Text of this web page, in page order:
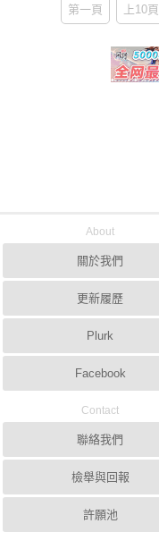
第一頁 上10頁
About
關於我們
更新履歷
Plurk
Facebook
Contact
聯絡我們
檢舉與回報
許願池